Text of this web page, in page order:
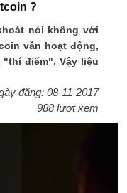
?
nói không với
vẫn hoạt động,
điểm". Vậy liệu
đăng: 08-11-2017
988 lượt xem